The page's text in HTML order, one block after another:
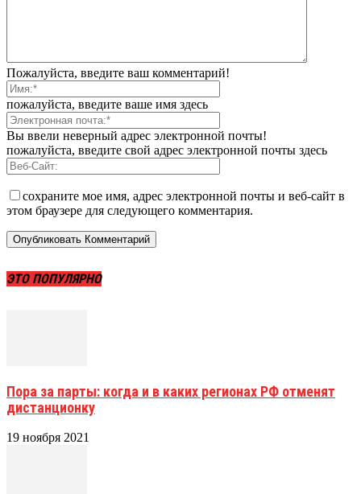
Пожалуйста, введите ваш комментарий!
пожалуйста, введите ваше имя здесь
Вы ввели неверный адрес электронной почты!
пожалуйста, введите свой адрес электронной почты здесь
сохраните мое имя, адрес электронной почты и веб-сайт в
этом браузере для следующего комментария.
ЭТО ПОПУЛЯРНО
Пора за парты: когда и в каких регионах РФ отменят
дистанционку
19 ноября 2021